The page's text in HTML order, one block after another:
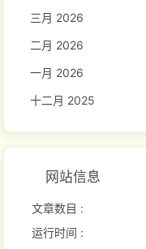
三月 2026
二月 2026
一月 2026
十二月 2025
网站信息
文章数目 :
运行时间 :